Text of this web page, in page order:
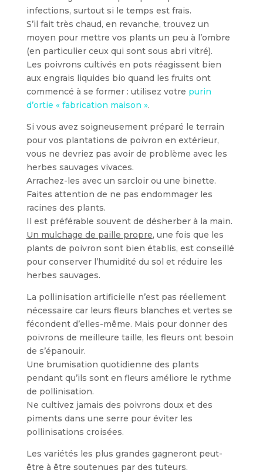
infections, surtout si le temps est frais.
S’il fait très chaud, en revanche, trouvez un
moyen pour mettre vos plants un peu à l’ombre
(en particulier ceux qui sont sous abri vitré).
Les poivrons cultivés en pots réagissent bien
aux engrais liquides bio quand les fruits ont
commencé à se former : utilisez votre purin
d’ortie « fabrication maison ».
Si vous avez soigneusement préparé le terrain
pour vos plantations de poivron en extérieur,
vous ne devriez pas avoir de problème avec les
herbes sauvages vivaces.
Arrachez-les avec un sarcloir ou une binette.
Faites attention de ne pas endommager les
racines des plants.
Il est préférable souvent de désherber à la main.
Un mulchage de paille propre, une fois que les
plants de poivron sont bien établis, est conseillé
pour conserver l’humidité du sol et réduire les
herbes sauvages.
La pollinisation artificielle n’est pas réellement
nécessaire car leurs fleurs blanches et vertes se
fécondent d’elles-même. Mais pour donner des
poivrons de meilleure taille, les fleurs ont besoin
de s’épanouir.
Une brumisation quotidienne des plants
pendant qu’ils sont en fleurs améliore le rythme
de pollinisation.
Ne cultivez jamais des poivrons doux et des
piments dans une serre pour éviter les
pollinisations croisées.
Les variétés les plus grandes gagneront peut-
être à être soutenues par des tuteurs.